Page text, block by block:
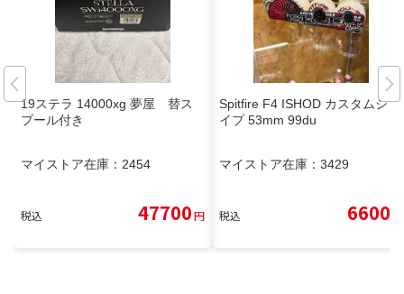
19ステラ 14000xg 夢屋 替ス
プール付き
マイストア在庫： 2454
税込 47700円
Spitfire F4 ISHOD カスタムシェ
イプ 53mm 99du
マイストア在庫： 3429
税込 6600